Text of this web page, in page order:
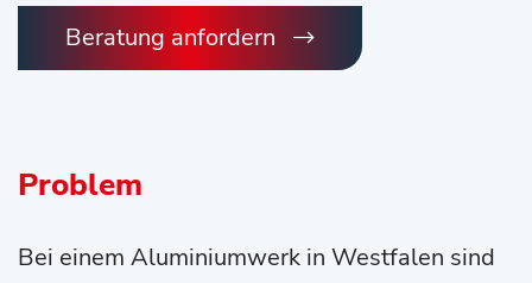
Beratung anfordern
Problem
Bei einem Aluminiumwerk in Westfalen sind